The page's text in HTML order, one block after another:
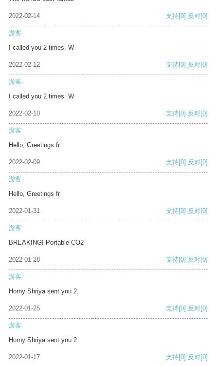
2022-02-14 支持[0] 反对[0]
游客
I called you 2 times. W
2022-02-12 支持[0] 反对[0]
游客
I called you 2 times. W
2022-02-10 支持[0] 反对[0]
游客
Hello, Greetings fr
2022-02-09 支持[0] 反对[0]
游客
Hello, Greetings fr
2022-01-31 支持[0] 反对[0]
游客
BREAKING! Portable CO2
2022-01-28 支持[0] 反对[0]
游客
Horny Shriya sent you 2
2022-01-25 支持[0] 反对[0]
游客
Horny Shriya sent you 2
2022-01-17 支持[0] 反对[0]